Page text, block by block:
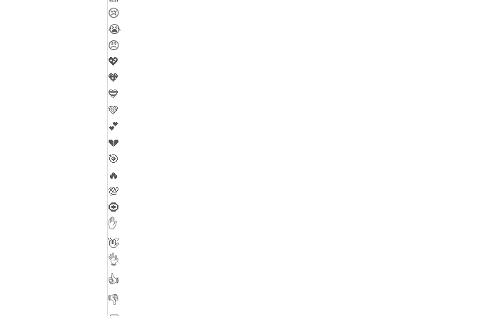
😢
😭
😠
💖
🧡
💙
💚
💕
💔
🎯
🔥
💯
🧿
✋
👋
👌
👍
👎